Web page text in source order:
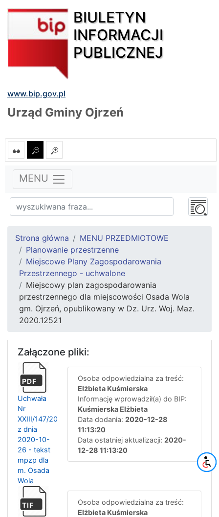
BIULETYN
INFORMACJI
PUBLICZNEJ
www.bip.gov.pl
Urząd Gminy Ojrzeń
MENU
Strona główna
MENU PRZEDMIOTOWE
Planowanie przestrzenne
Miejscowe Plany Zagospodarowania
Przestrzennego - uchwalone
Miejscowy plan zagospodarowania
przestrzennego dla miejscowości Osada Wola
gm. Ojrzeń, opublikowany w Dz. Urz. Woj. Maz.
2020.12521
Załączone pliki:
PDF
Uchwała
Nr
XXIII/147/20
z dnia
2020-10-
26 - tekst
mpzp dla
m. Osada
Wola
Osoba odpowiedzialna za treść:
Elżbieta Kuśmierska
Informację wprowadził(a) do BIP:
Kuśmierska Elżbieta
Data dodania: 2020-12-28
11:13:20
Data ostatniej aktualizacji: 2020-
12-28 11:13:20
TIF
Osoba odpowiedzialna za treść:
Elżbieta Kuśmierska